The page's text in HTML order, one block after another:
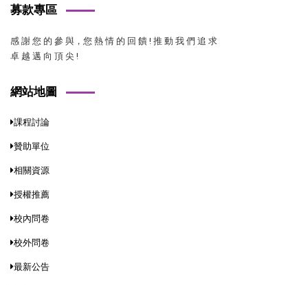
募款專區
感 謝 您 的 參 與，您 熱 情 的 回 饋 ! 推 動 我 們 追 求
卓 越 邁 向 頂 尖 !
網站地圖
課程討論
贊助單位
相關資源
授權推薦
校內問卷
校外問卷
最新公告